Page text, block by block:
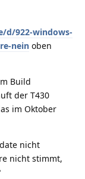
d/922-windows-
nein oben
Build
der T430
im Oktober
nicht
nicht stimmt,